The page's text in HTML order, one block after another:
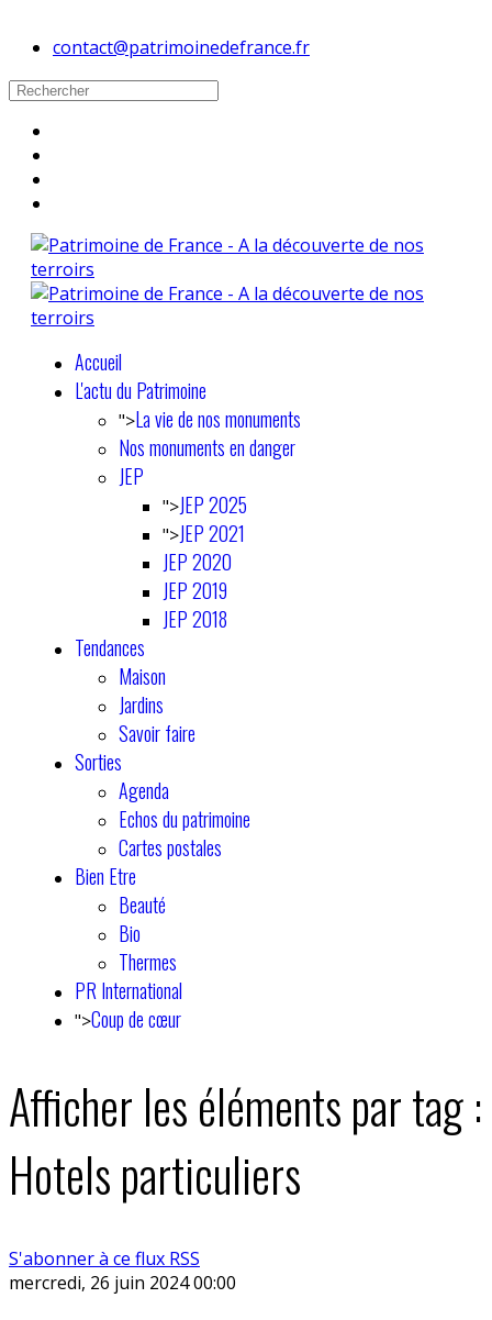
contact@patrimoinedefrance.fr
Accueil
L'actu du Patrimoine
">La vie de nos monuments
Nos monuments en danger
JEP
">JEP 2025
">JEP 2021
JEP 2020
JEP 2019
JEP 2018
Tendances
Maison
Jardins
Savoir faire
Sorties
Agenda
Echos du patrimoine
Cartes postales
Bien Etre
Beauté
Bio
Thermes
PR International
">Coup de cœur
Afficher les éléments par tag :
Hotels particuliers
S'abonner à ce flux RSS
mercredi, 26 juin 2024 00:00